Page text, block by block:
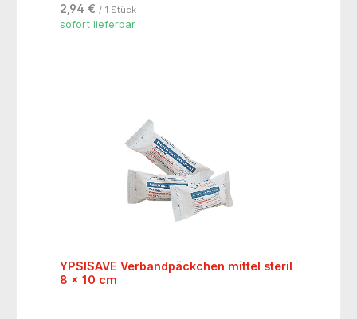
2,94 € / 1 Stück
sofort lieferbar
YPSISAVE Verbandpäckchen mittel steril
8 x 10 cm